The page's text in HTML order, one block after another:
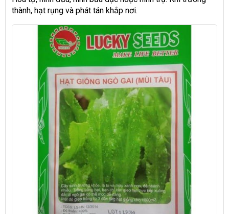
thành, hạt rụng và phát tán khắp nơi.